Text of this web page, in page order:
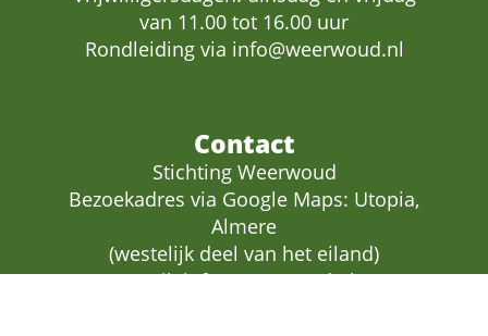
van 11.00 tot 16.00 uur
Rondleiding via info@weerwoud.nl
Contact
Stichting Weerwoud
Bezoekadres via Google Maps: Utopia,
Almere
(westelijk deel van het eiland)
Mail:info@weerwoud.nl